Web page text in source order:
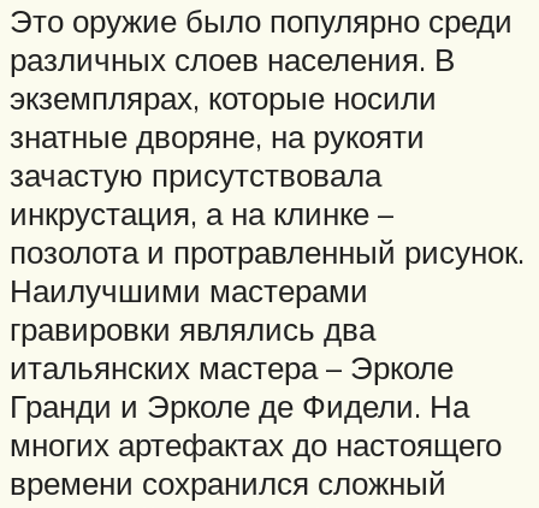
Это оружие было популярно среди
различных слоев населения. В
экземплярах, которые носили
знатные дворяне, на рукояти
зачастую присутствовала
инкрустация, а на клинке –
позолота и протравленный рисунок.
Наилучшими мастерами
гравировки являлись два
итальянских мастера – Эрколе
Гранди и Эрколе де Фидели. На
многих артефактах до настоящего
времени сохранился сложный